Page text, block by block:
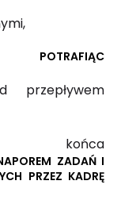
POTRAFIĄC
przepływem
ZADAŃ I
PRZEZ KADRĘ